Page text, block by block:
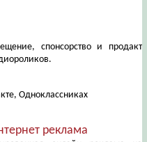
спонсорство и продакт
Одноклассниках
реклама